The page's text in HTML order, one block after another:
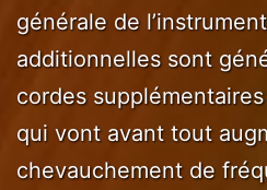
générale de
additionnelles sont
cordes
qui vont avant tout
chevauchement de